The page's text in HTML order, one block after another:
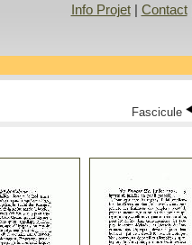
Info Projet| Contact|
Fascicule